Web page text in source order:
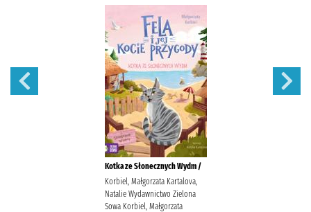
Kotka ze Słonecznych Wydm /
Korbiel, Małgorzata Kartalova,
Natalie Wydawnictwo Zielona
Sowa Korbiel, Małgorzata